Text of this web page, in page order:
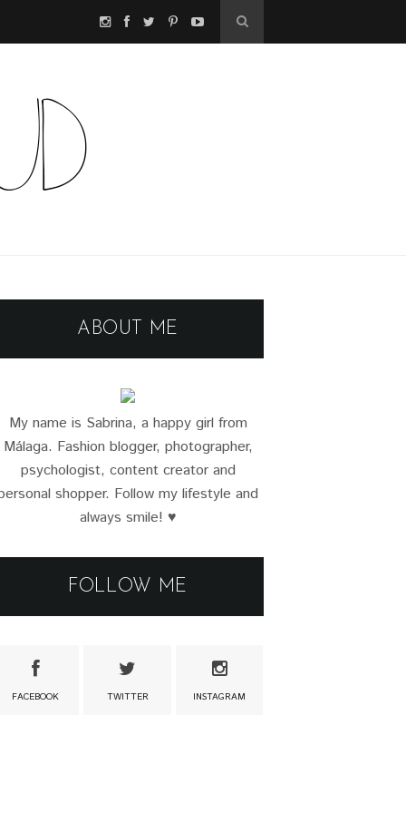
ABOUT ME
My name is Sabrina, a happy girl from
Málaga. Fashion blogger, photographer,
psychologist, content creator and
shopper. Follow my lifestyle and
always smile! ♥
FOLLOW ME
FACEBOOK TWITTER INSTAGRAM